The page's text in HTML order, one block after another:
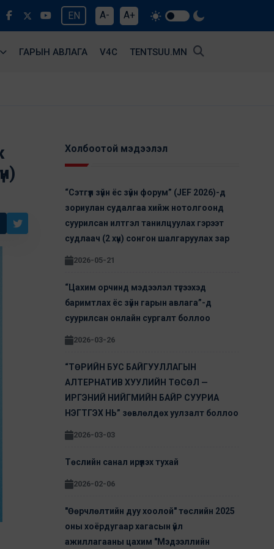
EN A- A+
ГАРЫН АВЛАГА V4С TENTSUU.MN
Холбоотой мэдээлэл
“Сэтгүүл зүйн ёс зүйн форум” (JEF 2026)-д
зориулан cудалгаа хийж нотолгоонд
суурилсан илтгэл танилцуулах гэрээт
судлаач (2 хүн) сонгон шалгаруулах зар
2026-05-21
“Цахим орчинд мэдээлэл түгээхэд
баримтлах ёс зүйн гарын авлага”-д
суурилсан онлайн сургалт боллоо
2026-03-26
“ТӨРИЙН БУС БАЙГУУЛЛАГЫН
АЛТЕРНАТИВ ХУУЛИЙН ТӨСӨЛ —
ИРГЭНИЙ НИЙГМИЙН БАЙР СУУРИА
НЭГТГЭХ НЬ” зөвлөлдөх уулзалт боллоо
2026-03-03
Төслийн санал ирүүлэх тухай
2026-02-06
"Өөрчлөлтийн дуу хоолой" төслийн 2025
оны хоёрдугаар хагасын үйл
ажиллагааны цахим "Мэдээллийн